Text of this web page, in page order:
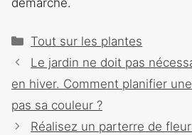
Catégories
Tout sur les plantes
Navigation
des
Le jardin ne doit pas
en hiver. Comment planifier
pas sa couleur ?
Réalisez un parterre de